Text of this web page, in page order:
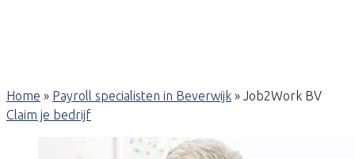
Home » Payroll specialisten in Beverwijk » Job2Work BV
Claim je bedrijf